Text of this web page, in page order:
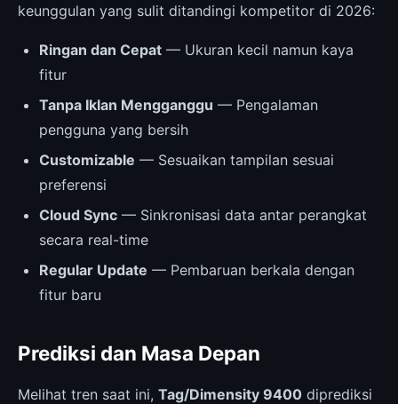
keunggulan yang sulit ditandingi kompetitor di 2026:
Ringan dan Cepat — Ukuran kecil namun kaya
fitur
Tanpa Iklan Mengganggu — Pengalaman
pengguna yang bersih
Customizable — Sesuaikan tampilan sesuai
preferensi
Cloud Sync — Sinkronisasi data antar perangkat
secara real-time
Regular Update — Pembaruan berkala dengan
fitur baru
Prediksi dan Masa Depan
Melihat tren saat ini, Tag/Dimensity 9400 diprediksi